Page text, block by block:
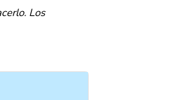
Los